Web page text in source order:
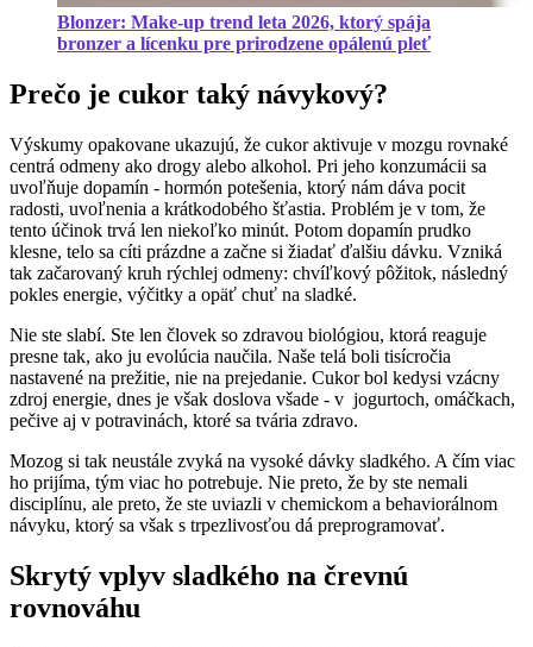
Blonzer: Make-up trend leta 2026, ktorý spája
bronzer a lícenku pre prirodzene opálenú pleť
Prečo je cukor taký návykový?
Výskumy opakovane ukazujú, že cukor aktivuje v mozgu rovnaké
centrá odmeny ako drogy alebo alkohol. Pri jeho konzumácii sa
uvoľňuje dopamín - hormón potešenia, ktorý nám dáva pocit
radosti, uvoľnenia a krátkodobého šťastia. Problém je v tom, že
tento účinok trvá len niekoľko minút. Potom dopamín prudko
klesne, telo sa cíti prázdne a začne si žiadať ďalšiu dávku. Vzniká
tak začarovaný kruh rýchlej odmeny: chvíľkový pôžitok, následný
pokles energie, výčitky a opäť chuť na sladké.
Nie ste slabí. Ste len človek so zdravou biológiou, ktorá reaguje
presne tak, ako ju evolúcia naučila. Naše telá boli tisícročia
nastavené na prežitie, nie na prejedanie. Cukor bol kedysi vzácny
zdroj energie, dnes je však doslova všade - v jogurtoch, omáčkach,
pečive aj v potravinách, ktoré sa tvária zdravo.
Mozog si tak neustále zvyká na vysoké dávky sladkého. A čím viac
ho prijíma, tým viac ho potrebuje. Nie preto, že by ste nemali
disciplínu, ale preto, že ste uviazli v chemickom a behaviorálnom
návyku, ktorý sa však s trpezlivosťou dá preprogramovať.
Skrytý vplyv sladkého na črevnú
rovnováhu